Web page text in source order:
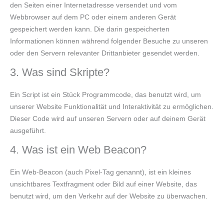
den Seiten einer Internetadresse versendet und vom
Webbrowser auf dem PC oder einem anderen Gerät
gespeichert werden kann. Die darin gespeicherten
Informationen können während folgender Besuche zu unseren
oder den Servern relevanter Drittanbieter gesendet werden.
3. Was sind Skripte?
Ein Script ist ein Stück Programmcode, das benutzt wird, um
unserer Website Funktionalität und Interaktivität zu ermöglichen.
Dieser Code wird auf unseren Servern oder auf deinem Gerät
ausgeführt.
4. Was ist ein Web Beacon?
Ein Web-Beacon (auch Pixel-Tag genannt), ist ein kleines
unsichtbares Textfragment oder Bild auf einer Website, das
benutzt wird, um den Verkehr auf der Website zu überwachen.